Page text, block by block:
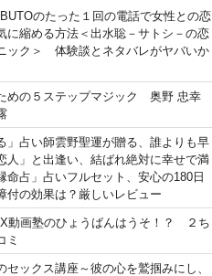
のたった１回の電話で女性との恋
に縮める方法＜出水聡－サトシ－の恋
ック＞ 体験談とネタバレがヤバいか
めの５ステップマジック 奥野 忠幸
」占い師雲野聖運が贈る、誰よりも早
人」と出逢い、結ばれ絶対に幸せで満
命占」占いフルセット、安心の180日
付の効果は？厳しいレビュー
動画塾のひょうばんはうそ！？ ２ち
ミ
セックス講座～彼の心を鷲掴みにし、